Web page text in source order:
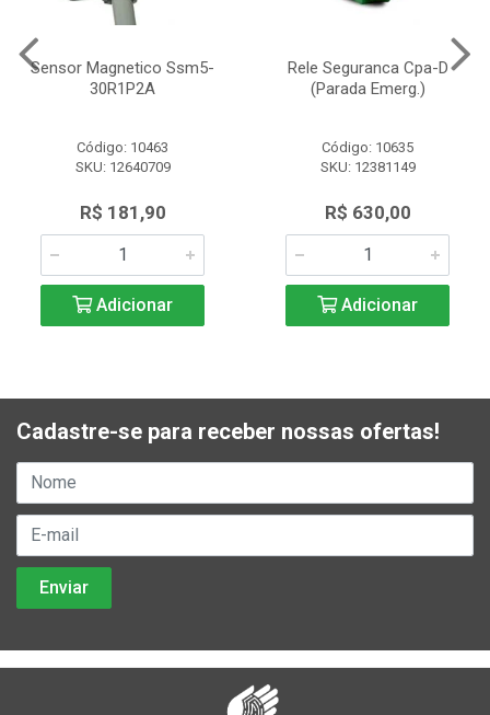
Sensor Magnetico Ssm5-
30R1P2A
Código: 10463
SKU: 12640709
R$ 181,90
Adicionar
Rele Seguranca Cpa-D
(Parada Emerg.)
Código: 10635
SKU: 12381149
R$ 630,00
Adicionar
Cadastre-se para receber nossas ofertas!